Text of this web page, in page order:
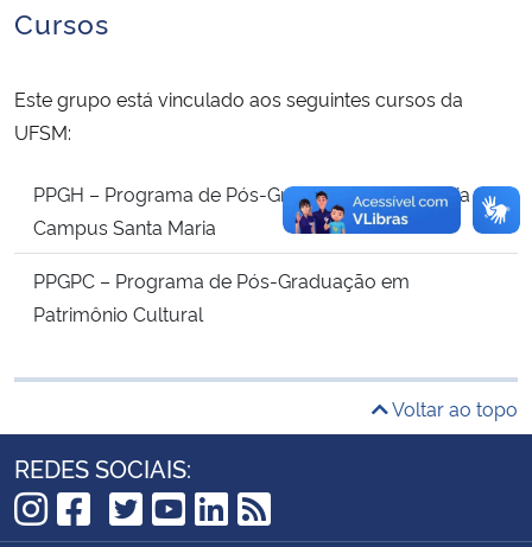
Cursos
Este grupo está vinculado aos seguintes cursos da
UFSM:
PPGH – Programa de Pós-Graduação em História –
Campus Santa Maria
PPGPC – Programa de Pós-Graduação em
Patrimônio Cultural
Voltar ao topo
REDES SOCIAIS: